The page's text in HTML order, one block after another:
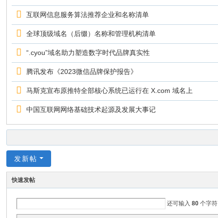
互联网信息服务算法推荐企业和名称清单
全球顶级域名（后缀）名称和管理机构清单
“.cyou”域名助力塑造数字时代品牌真实性
腾讯发布《2023微信品牌保护报告》
马斯克宣布原推特全部核心系统已运行在 X.com 域名上
中国互联网网络基础技术起源及发展大事记
发新帖
快速发帖
还可输入80 个字符